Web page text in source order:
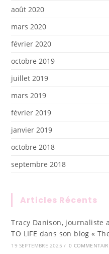
août 2020
mars 2020
février 2020
octobre 2019
juillet 2019
mars 2019
février 2019
janvier 2019
octobre 2018
septembre 2018
Articles Récents
Tracy Danison, journaliste
TO LIFE dans son blog «
19 SEPTEMBRE 2025 / 0